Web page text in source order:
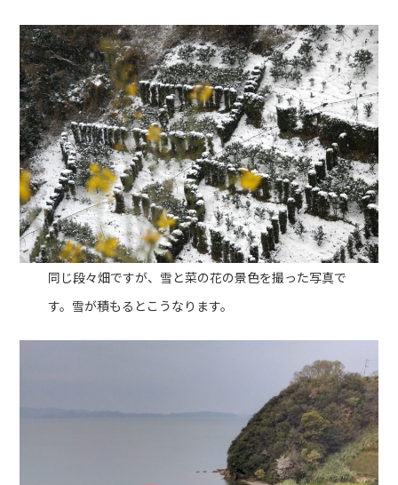
同じ段々畑ですが、雪と菜の花の景色を撮った写真で
す。雪が積もるとこうなります。